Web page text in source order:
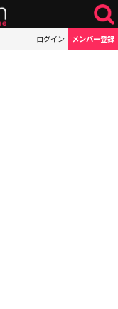
ログイン メンバー登録